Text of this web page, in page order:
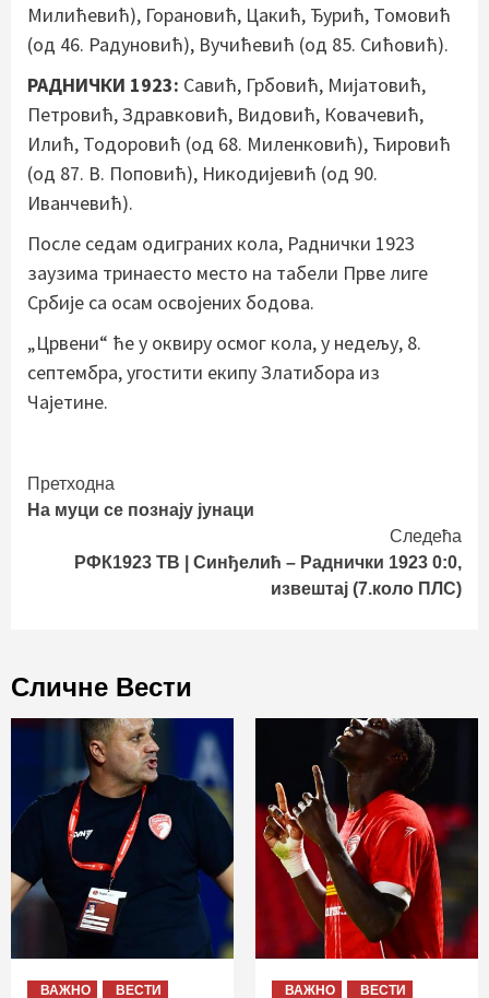
Милићевић), Горановић, Цакић, Ђурић, Томовић
(од 46. Радуновић), Вучићевић (од 85. Сићовић).
РАДНИЧКИ 1923: Савић, Грбовић, Мијатовић,
Петровић, Здравковић, Видовић, Ковачевић,
Илић, Тодоровић (од 68. Миленковић), Ћировић
(од 87. В. Поповић), Никодијевић (од 90.
Иванчевић).
После седам одиграних кола, Раднички 1923
заузима тринаесто место на табели Прве лиге
Србије са осам освојених бодова.
„Црвени“ ће у оквиру осмог кола, у недељу, 8.
септембра, угостити екипу Златибора из
Чајетине.
Continue
Reading
Претходна
На муци се познају јунаци
Следећа
РФК1923 ТВ | Синђелић – Раднички 1923 0:0,
извештај (7.коло ПЛС)
Сличне Вести
ВАЖНО
ВЕСТИ
ВАЖНО
ВЕСТИ